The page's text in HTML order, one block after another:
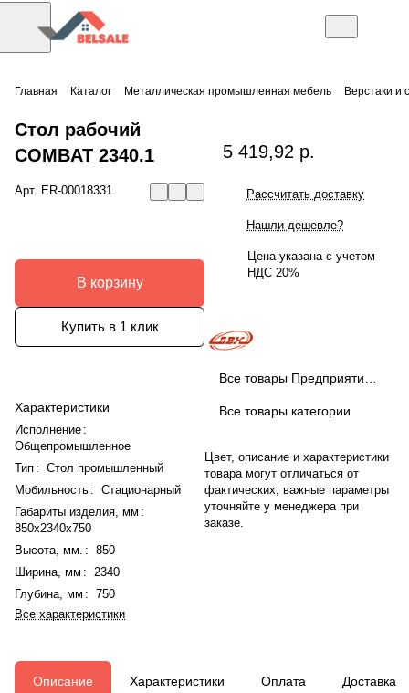
Главная Каталог Металлическая промышленная мебель Верстаки и
Стол рабочий
COMBAT 2340.1
Арт. ER-00018331
В корзину
Купить в 1 клик
Характеристики
Исполнение :
Общепромышленное
Тип : Стол промышленный
Мобильность : Стационарный
Габариты изделия, мм :
850x2340x750
Высота, мм. : 850
Ширина, мм :
2340
Глубина, мм : 750
Все характеристики
5 419,92 р.
Рассчитать доставку
Нашли дешевле?
Цена указана с учетом
НДС 20%
Все товары категории
Цвет, описание и характеристики
товара могут отличаться от
фактических, важные параметры
уточняйте у менеджера при
заказе.
Описание Характеристики Оплата Доставка